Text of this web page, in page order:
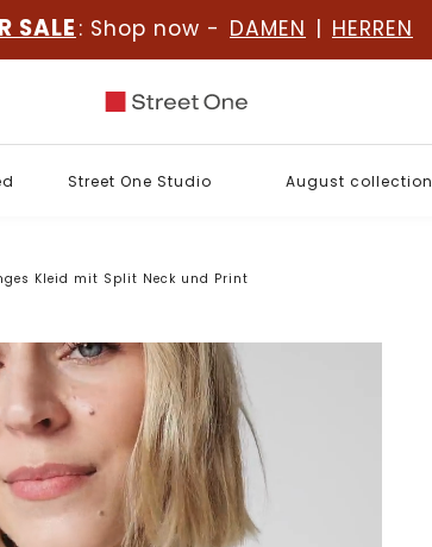
SALE : Shop now - DAMEN | HERREN
Street One Studio August collection
Kleid mit Split Neck und Print